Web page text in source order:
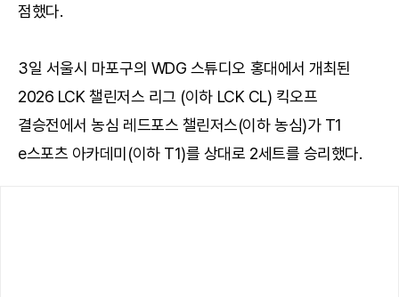
점했다.
3일 서울시 마포구의 WDG 스튜디오 홍대에서 개최된
2026 LCK 챌린저스 리그 (이하 LCK CL) 킥오프
결승전에서 농심 레드포스 챌린저스(이하 농심)가 T1
e스포츠 아카데미(이하 T1)를 상대로 2세트를 승리했다.